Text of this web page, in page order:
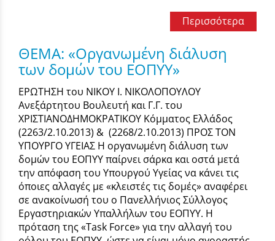
Περισσότερα
ΘΕΜΑ: «Οργανωμένη διάλυση
των δομών του ΕΟΠΥΥ»
ΕΡΩΤΗΣΗ του ΝΙΚΟΥ Ι. ΝΙΚΟΛΟΠΟΥΛΟΥ
Ανεξάρτητου Βουλευτή και Γ.Γ. του
ΧΡΙΣΤΙΑΝΟΔΗΜΟΚΡΑΤΙΚΟΥ Κόμματος Ελλάδος
(2263/2.10.2013) & (2268/2.10.2013) ΠΡΟΣ ΤΟΝ
ΥΠΟΥΡΓΟ ΥΓΕΙΑΣ Η οργανωμένη διάλυση των
δομών του ΕΟΠΥΥ παίρνει σάρκα και οστά μετά
την απόφαση του Υπουργού Υγείας να κάνει τις
όποιες αλλαγές με «κλειστές τις δομές» αναφέρει
σε ανακοίνωσή του ο Πανελλήνιος Σύλλογος
Εργαστηριακών Υπαλλήλων του ΕΟΠΥΥ. Η
πρόταση της «Task Force» για την αλλαγή του